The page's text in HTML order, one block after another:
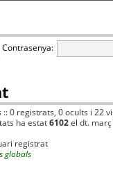
Contrasenya:
:: 0 registrats, 0 ocults i 22
ha estat6102el dt.
registrat
globals